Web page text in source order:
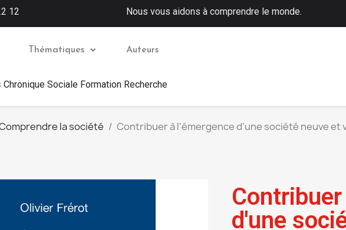
12 Nous vous aidons à comprendre le monde.
Thématiques Auteurs
Chronique Sociale Formation Recherche
la société Contribuer à l'émergence d'une société neuve et
d'une